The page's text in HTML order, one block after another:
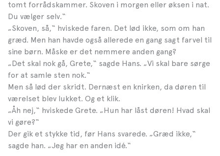
tomt forrådskammer. Skoven i morgen eller øksen i nat.
Du vælger selv.“
„Skoven, så,“ hviskede faren. Det lød ikke, som om han
græd. Men han havde også allerede en gang sagt farvel til
sine børn. Måske er det nemmere anden gang?
„Det skal nok gå, Grete,“ sagde Hans. „Vi skal bare sørge
for at samle sten nok.“
Men så lød der skridt. Dernæst en knirken, da døren til
værelset blev lukket. Og et klik.
„Åh nej,“ hviskede Grete. „Hun har låst døren! Hvad skal
vi gøre?“
Der gik et stykke tid, før Hans svarede. „Græd ikke,“
sagde han. „Jeg har en anden idé.“